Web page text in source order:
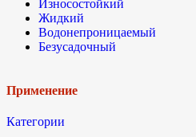
Износостойкий
Жидкий
Водонепроницаемый
Безусадочный
Применение
Категории